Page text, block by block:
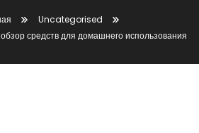
Uncategorised
средств для домашнего использования